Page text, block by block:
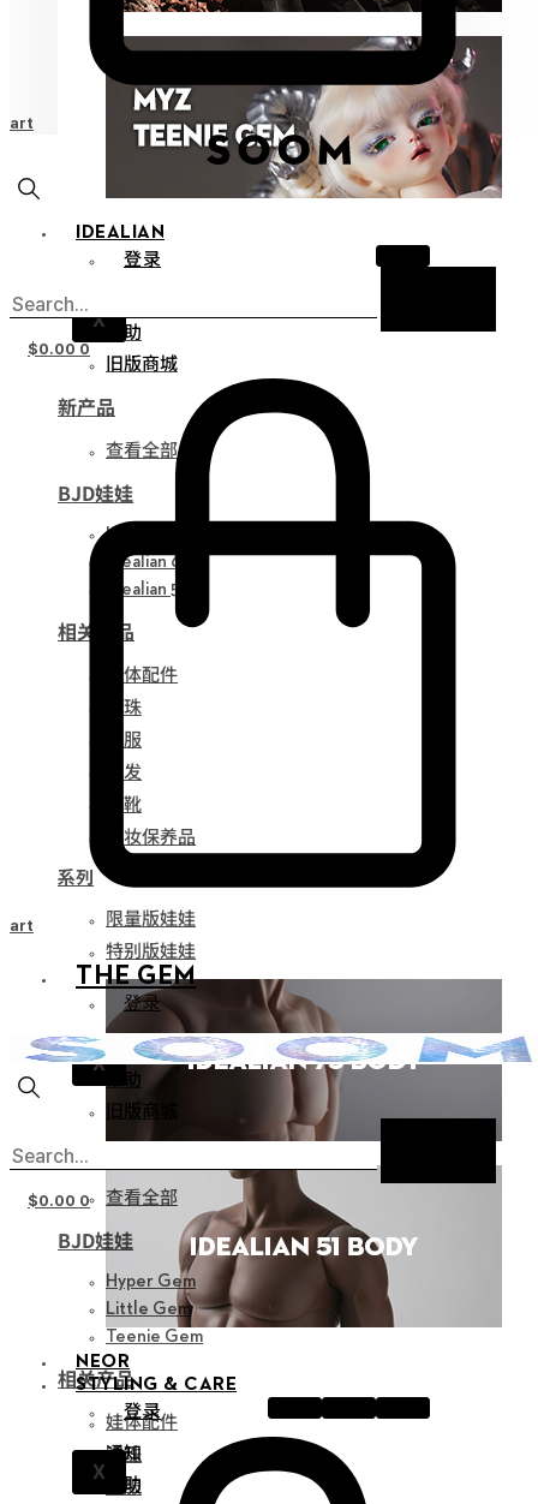
IDEALIAN
登录
X 帮助
旧版商城
新产品
查看全部
BJD娃娃
Idealian 75
Idealian 68
Idealian 51
相关产品
娃体配件
眼珠
衣服
假发
鞋靴
化妆保养品
系列
限量版娃娃
特别版娃娃
NEOR
STYLING & CARE
登录
X
通知
帮助
$0.00 0
THE GEM
登录
X
通知
帮助
旧版商城
新产品
查看全部
BJD娃娃
Hyper Gem
Little Gem
Teenie Gem
相关产品
娃体配件
眼珠
衣服
$0.00 0